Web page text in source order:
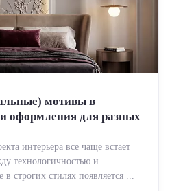
мотивы в
оформления для разных
интерьера все чаще встает
технологичностью и
строгих стилях появляется ...